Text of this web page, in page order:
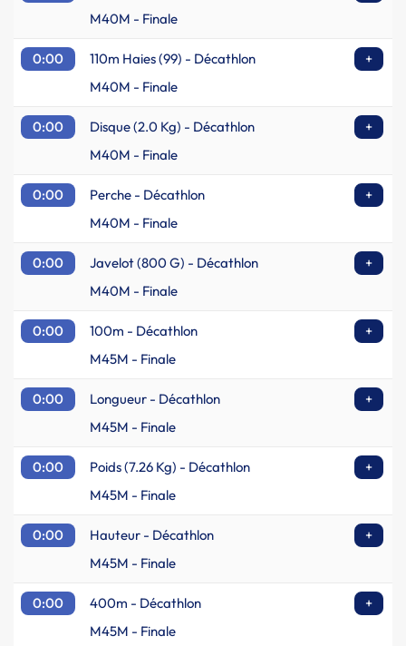
M40M - Finale
0:00 110m Haies (99) - Décathlon
+
M40M - Finale
0:00 Disque (2.0 Kg) - Décathlon
+
M40M - Finale
0:00 Perche - Décathlon
+
M40M - Finale
0:00 Javelot (800 G) - Décathlon
+
M40M - Finale
0:00 100m - Décathlon
+
M45M - Finale
0:00 Longueur - Décathlon
+
M45M - Finale
0:00 Poids (7.26 Kg) - Décathlon
+
M45M - Finale
0:00 Hauteur - Décathlon
+
M45M - Finale
0:00 400m - Décathlon
+
M45M - Finale